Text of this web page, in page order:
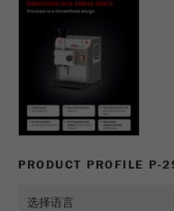
PRODUCT PROFILE P-